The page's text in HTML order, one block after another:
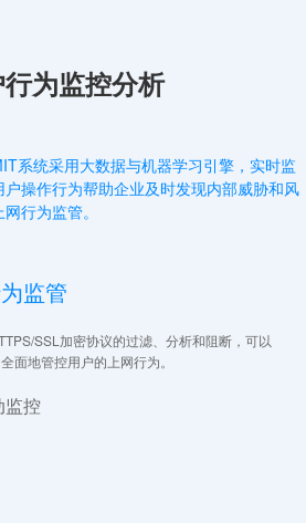
为监控分析
系统采用大数据与机器学习引擎，实时监
户操作行为帮助企业及时发现内部威胁和风
行为监管。
监管
SSL加密协议的过滤、分析和阻断，可以
面地管控用户的上网行为。
监控